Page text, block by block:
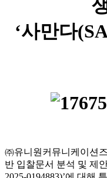
‘사만다
㈜유니원커뮤니케이션
반 입찰문서 분석 및 제